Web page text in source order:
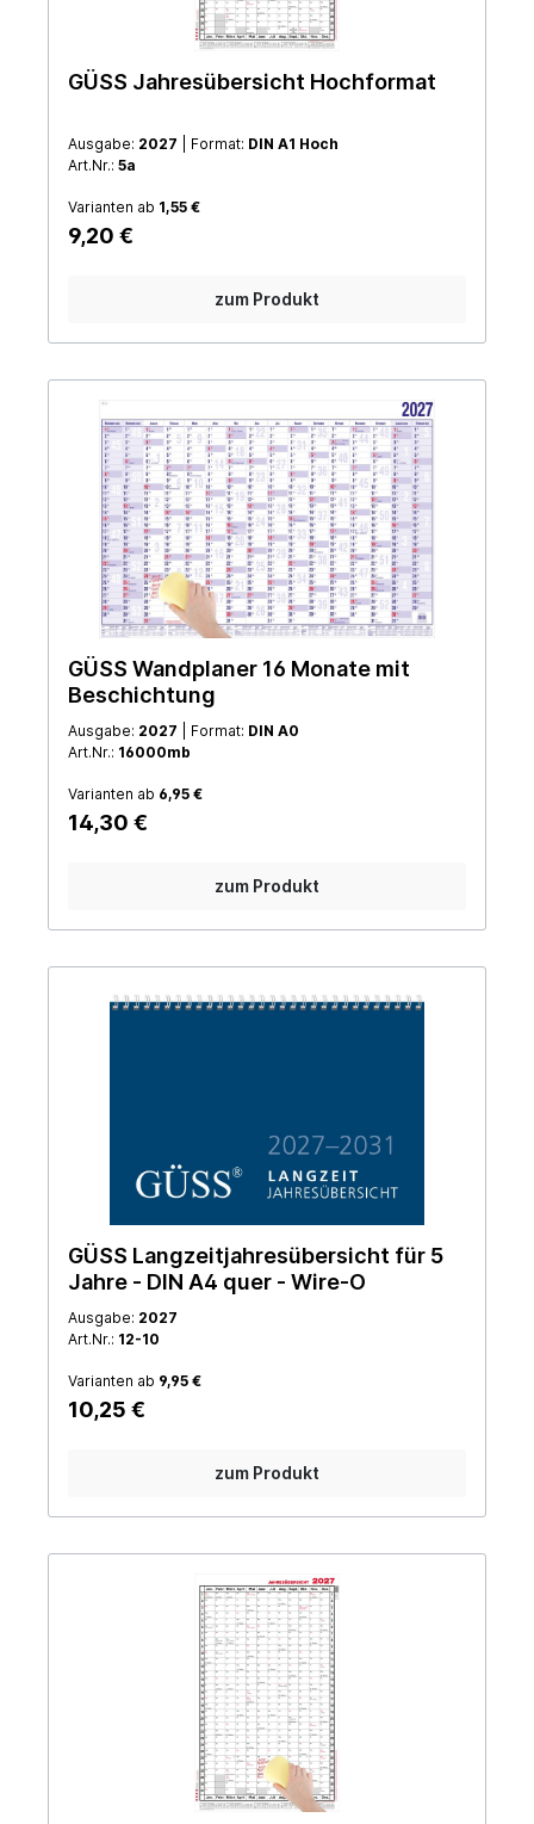
GÜSS Jahresübersicht Hochformat
Ausgabe: 2027 | Format: DIN A1 Hoch
Art.Nr.: 5a
Varianten ab 1,55 €
9,20 €
zum Produkt
GÜSS Wandplaner 16 Monate mit
Beschichtung
Ausgabe: 2027 | Format: DIN A0
Art.Nr.: 16000mb
Varianten ab 6,95 €
14,30 €
zum Produkt
GÜSS Langzeitjahresübersicht für 5
Jahre - DIN A4 quer - Wire-O
Ausgabe: 2027
Art.Nr.: 12-10
Varianten ab 9,95 €
10,25 €
zum Produkt